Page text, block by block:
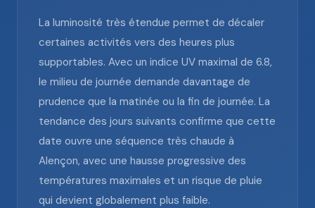
La luminosité très étendue permet de décaler
certaines activités vers des heures plus
supportables. Avec un indice UV maximal de 6.8,
le milieu de journée demande davantage de
prudence que la matinée ou la fin de journée. La
tendance des jours suivants confirme que cette
date ouvre une séquence très chaude à
Alençon, avec une hausse progressive des
températures maximales et un risque de pluie
qui devient globalement plus faible.